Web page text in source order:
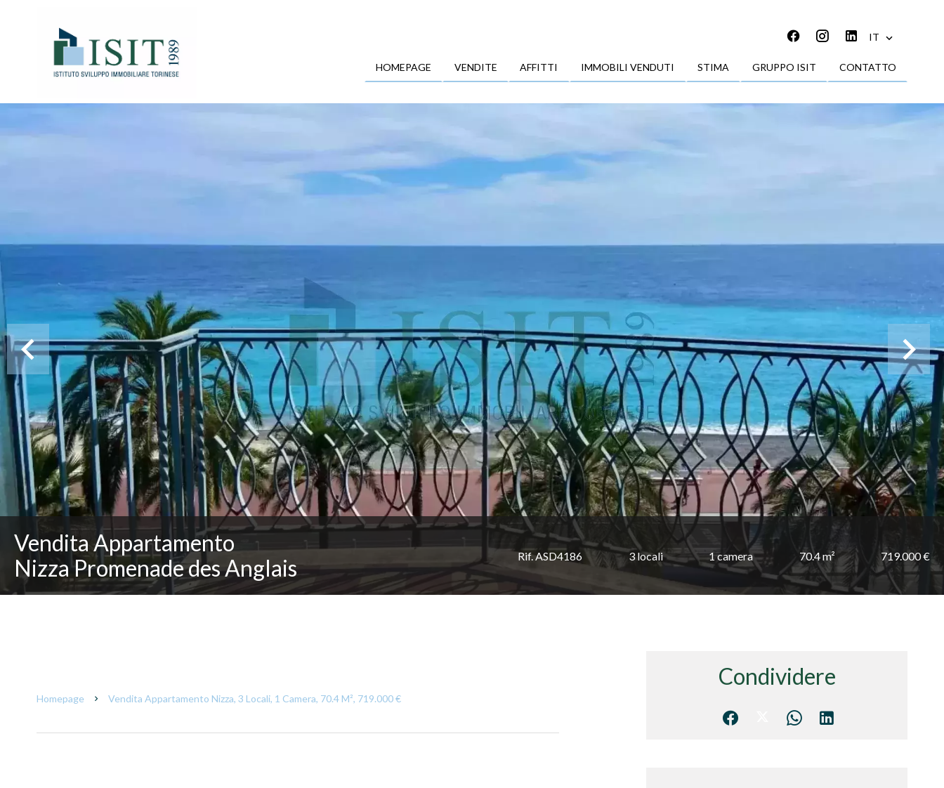
IT
HOMEPAGE VENDITE AFFITTI IMMOBILI VENDUTI STIMA GRUPPO ISIT CONTATTO
Vendita Appartamento
Nizza Promenade des Anglais
Rif. ASD4186 3 locali 1 camera 70.4 m² 719.000 €
Homepage Vendita Appartamento Nizza, 3 Locali, 1 Camera, 70.4 M², 719.000 €
Condividere